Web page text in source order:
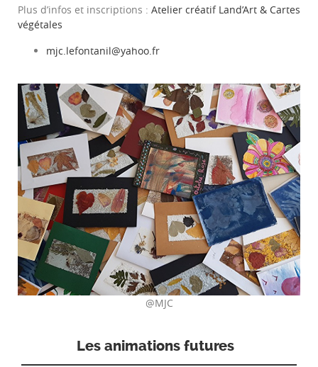
Plus d’infos et inscriptions : Atelier créatif Land’Art & Cartes
végétales
mjc.lefontanil@yahoo.fr
@MJC
Les animations futures